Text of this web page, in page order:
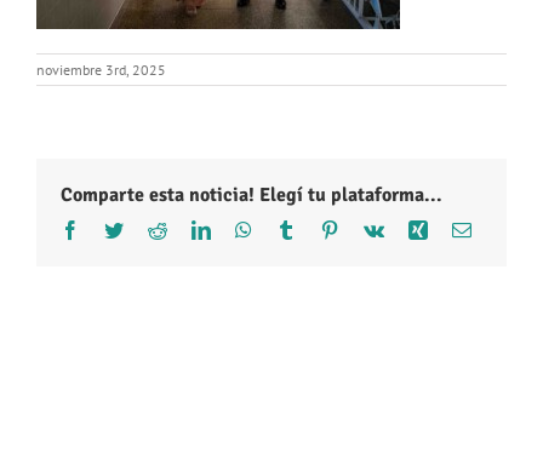
noviembre 3rd, 2025
Comparte esta noticia! Elegí tu plataforma...
Facebook
TwitterRedditLinkedInWhatsApp
Tumblr Pinterest
Vk Xing Correo